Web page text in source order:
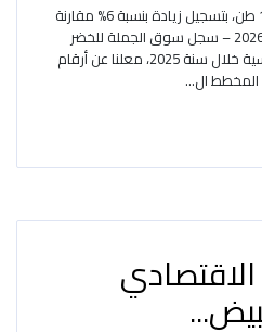
حجم السلع المتداولة 1.700.000 طن، بتسجيل زيادة بنسبة 6% مقارنة
بسنة 2024 الدار البيضاء، 15 يناير 2026 – سجل سوق الجملة للخضر
والفواكه بالدار البيضاء نتائج قياسية خلال سنة 2025، معلنا عن أرقام
ال...
الاقتصادي